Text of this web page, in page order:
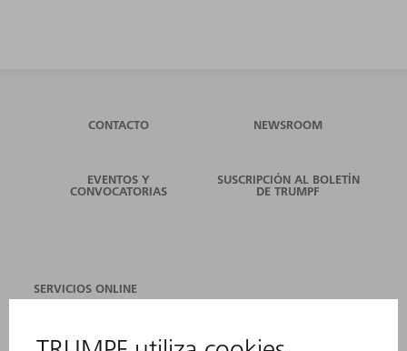
CONTACTO NEWSROOM
EVENTOS Y
CONVOCATORIAS
SUSCRIPCIÓN AL BOLETÍN
DE TRUMPF
SERVICIOS ONLINE
EVENTOS Y CONVOCATORIAS